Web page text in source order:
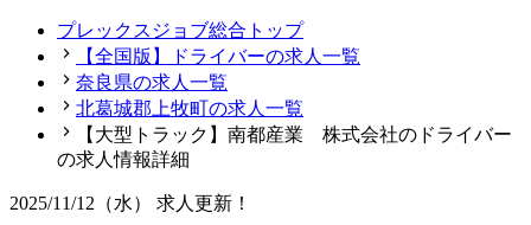
プレックスジョブ総合トップ
【全国版】ドライバーの求人一覧
奈良県の求人一覧
北葛城郡上牧町の求人一覧
【大型トラック】南都産業 株式会社のドライバー
の求人情報詳細
2025/11/12（水） 求人更新！